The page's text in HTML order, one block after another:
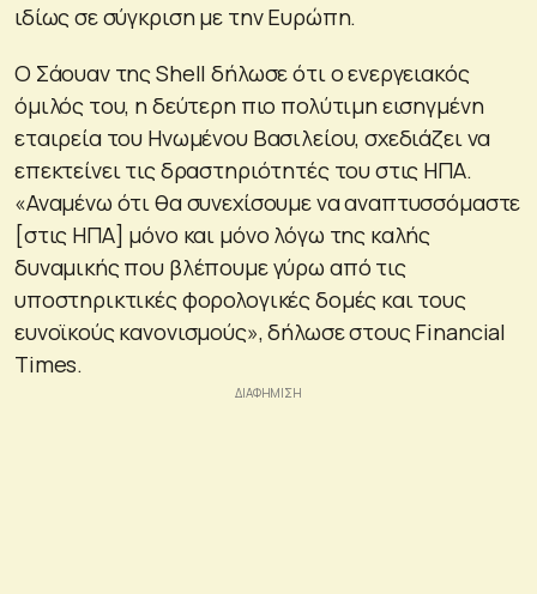
ιδίως σε σύγκριση με την Ευρώπη.
Ο Σάουαν της Shell δήλωσε ότι ο ενεργειακός
όμιλός του, η δεύτερη πιο πολύτιμη εισηγμένη
εταιρεία του Ηνωμένου Βασιλείου, σχεδιάζει να
επεκτείνει τις δραστηριότητές του στις ΗΠΑ.
«Αναμένω ότι θα συνεχίσουμε να αναπτυσσόμαστε
[στις ΗΠΑ] μόνο και μόνο λόγω της καλής
δυναμικής που βλέπουμε γύρω από τις
υποστηρικτικές φορολογικές δομές και τους
ευνοϊκούς κανονισμούς», δήλωσε στους Financial
Times.